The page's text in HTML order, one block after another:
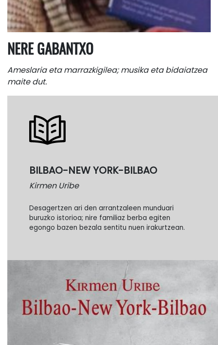
NERE GABANTXO
Ameslaria eta marrazkigilea; musika eta bidaiatzea
maite dut.
BILBAO-NEW YORK-BILBAO
Kirmen Uribe
Desagertzen ari den arrantzaleen munduari
buruzko istorioa; nire familiaz berba egiten
egongo bazen bezala sentitu nuen irakurtzean.